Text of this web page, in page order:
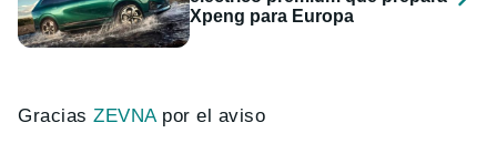
Xpeng para Europa
GraciasZEVNApor el aviso